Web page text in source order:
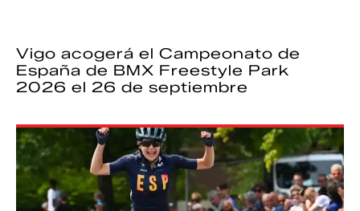
Vigo acogerá el Campeonato de
España de BMX Freestyle Park
2026 el 26 de septiembre